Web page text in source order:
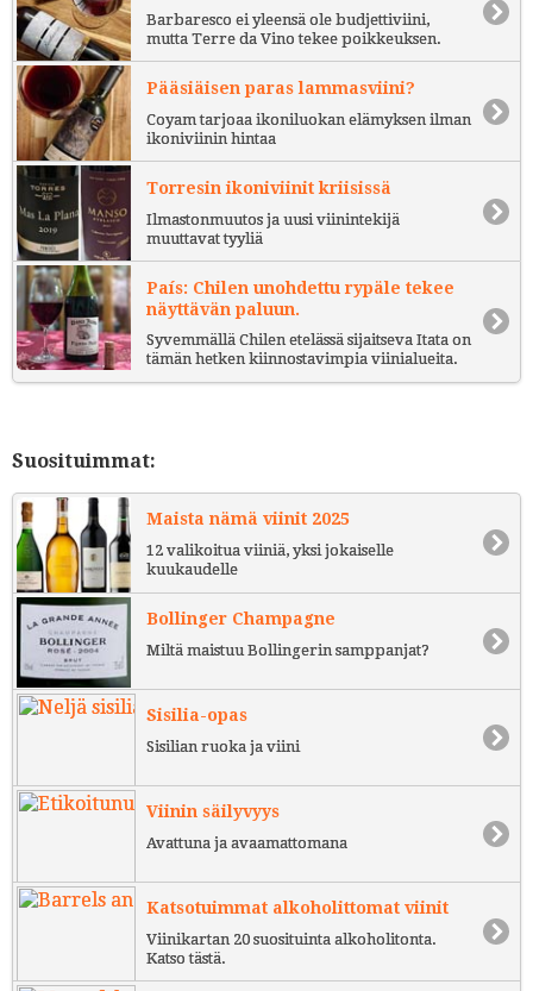
Barbaresco ei yleensä ole budjettiviini,
mutta Terre da Vino tekee poikkeuksen.
Pääsiäisen paras lammasviini?
Coyam tarjoaa ikoniluokan elämyksen ilman
ikoniviinin hintaa
Torresin ikoniviinit kriisissä
Ilmastonmuutos ja uusi viinintekijä
muuttavat tyyliä
País: Chilen unohdettu rypäle tekee
näyttävän paluun.
Syvemmällä Chilen etelässä sijaitseva Itata on
tämän hetken kiinnostavimpia viinialueita.
Suosituimmat:
Maista nämä viinit 2025
12 valikoitua viiniä, yksi jokaiselle
kuukaudelle
Bollinger Champagne
Miltä maistuu Bollingerin samppanjat?
Sisilia-opas
Sisilian ruoka ja viini
Viinin säilyvyys
Avattuna ja avaamattomana
Katsotuimmat alkoholittomat viinit
Viinikartan 20 suosituinta alkoholitonta.
Katso tästä.